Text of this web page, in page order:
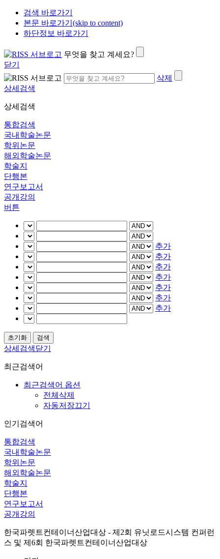
검색 바로가기
본문 바로가기(skip to content)
하단정보 바로가기
무엇을 찾고 계세요?
닫기
삭제
상세검색
상세검색
통합검색
국내학술논문
학위논문
해외학술논문
학술지
단행본
연구보고서
공개강의
버튼
추가
추가
추가
추가
추가
추가
추가
상세검색닫기
최근검색어
최근검색어 옵션
전체삭제
자동저장끄기
인기검색어
통합검색
국내학술논문
학위논문
해외학술논문
학술지
단행본
연구보고서
공개강의
한국파렛트컨테이너산업대상 - 제2회 유닛로드시스템 컨퍼런
스 및 제6회 한국파렛트컨테이너산업대상